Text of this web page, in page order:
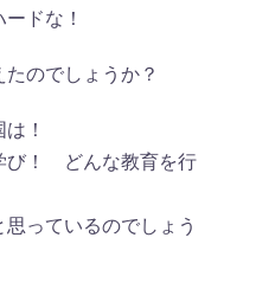
ドな！
のでしょうか？
！
び！ どんな教育を行
っているのでしょう